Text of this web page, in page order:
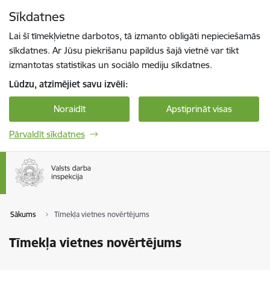
Sīkdatnes
Lai šī tīmekļvietne darbotos, tā izmanto obligāti nepieciešamās
sīkdatnes. Ar Jūsu piekrišanu papildus šajā vietnē var tikt
izmantotas statistikas un sociālo mediju sīkdatnes.
Lūdzu, atzīmējiet savu izvēli:
Noraidīt Apstiprināt visas
Pārvaldīt sīkdatnes
Sākums Tīmekļa vietnes novērtējums
Tīmekļa vietnes novērtējums